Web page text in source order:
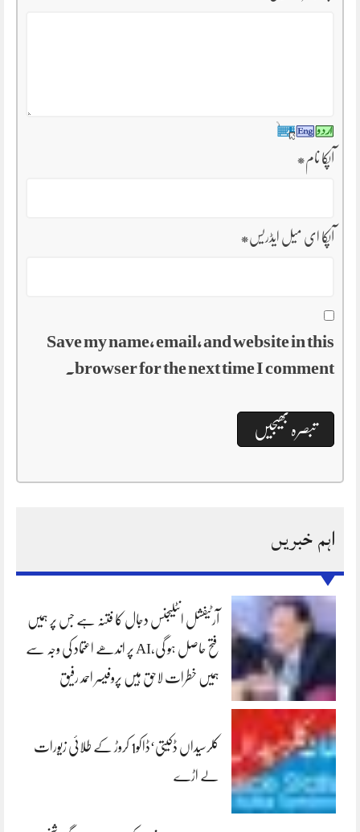
آپکا نام*
آپکا ای میل ایڈریس*
Save my name, email, and website in this
browser for the next time I comment.
اہم خبریں
آرٹیفشل انٹلیجنس دجال کا فتنہ ہے جس پر ہمیں
فتح حاصل ہو گی،AI پر اندھے اعتماد کی وجہ سے
ہمیں خطرات لاحق ہیں پروفیسر احمد رفیق
کلرسیداں ڈکیتی‘ڈاکو1 کروڑ کے طلائی زیورات
لے اڑے